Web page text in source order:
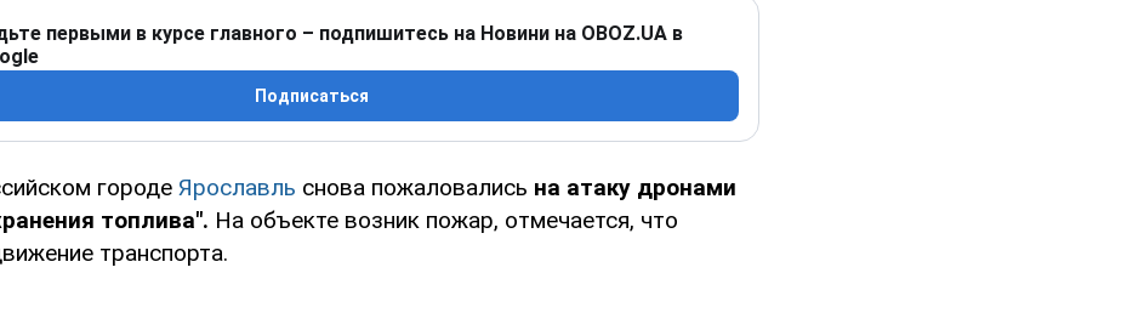
первыми в курсе главного – подпишитесь на Новини на OBOZ.UA в
Подписаться
городе Ярославль снова пожаловались на атаку дронами
топлива". На объекте возник пожар, отмечается, что
транспорта.